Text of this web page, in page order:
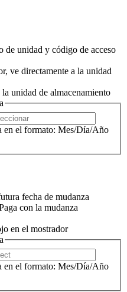
de unidad y código de acceso
ve directamente a la unidad
unidad de almacenamiento
en el formato: Mes/Día/Año
fecha de mudanza
con la mudanza
en el mostrador
en el formato: Mes/Día/Año